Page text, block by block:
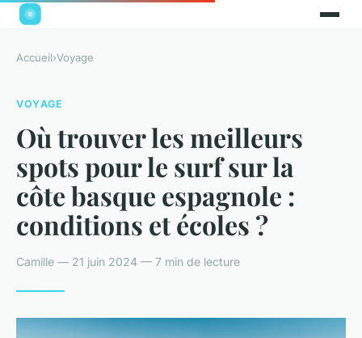
Accueil›Voyage
VOYAGE
Où trouver les meilleurs
spots pour le surf sur la
côte basque espagnole :
conditions et écoles ?
Camille — 21 juin 2024 — 7 min de lecture